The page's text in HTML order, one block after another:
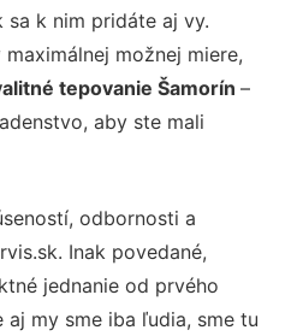
k nim pridáte aj vy.
možnej miere,
tepovanie Šamorín –
aby ste mali
odbornosti a
Inak povedané,
jednanie od prvého
my sme iba ľudia, sme tu